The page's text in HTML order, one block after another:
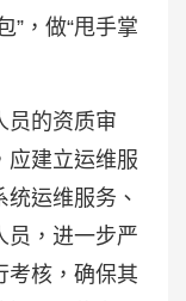
”，做“甩手掌
的资质审
应建立运维服
运维服务、
员，进一步严
考核，确保其